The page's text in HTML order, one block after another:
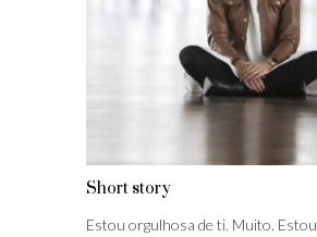
Short story
Estou orgulhosa de ti. Muito.